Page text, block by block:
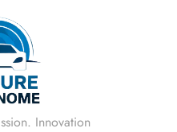
Innovation